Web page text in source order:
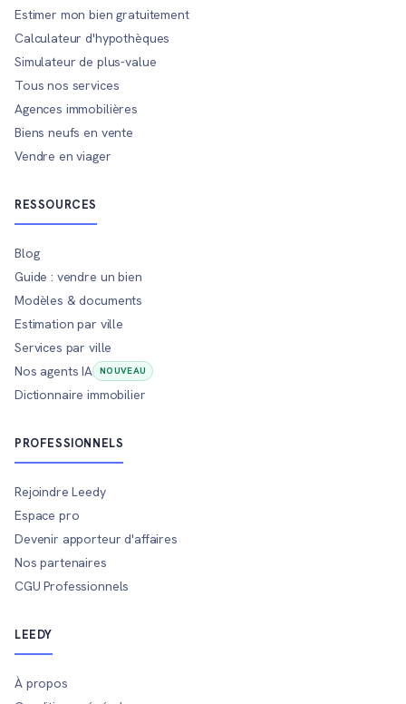
Estimer mon bien gratuitement
Calculateur d'hypothèques
Simulateur de plus-value
Tous nos services
Agences immobilières
Biens neufs en vente
Vendre en viager
RESSOURCES
Blog
Guide : vendre un bien
Modèles & documents
Estimation par ville
Services par ville
Nos agents IA
NOUVEAU
Dictionnaire immobilier
PROFESSIONNELS
Rejoindre Leedy
Espace pro
Devenir apporteur d'affaires
Nos partenaires
CGU Professionnels
LEEDY
À propos